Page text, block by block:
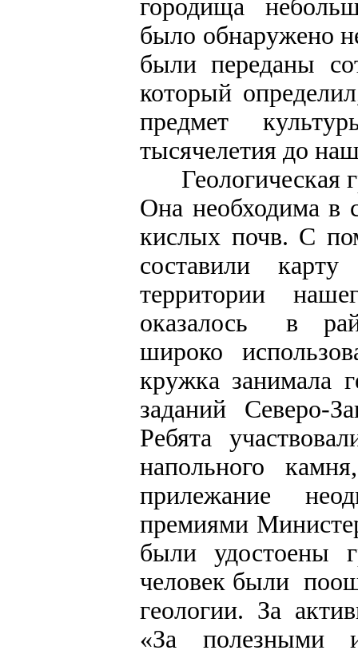
городища
было обнаружено
были переданы
который
предмет
тысячелетия до
Геологическая
Она необходима в
кислых почв. С
составили
территории
оказалось в
широко
кружка занимала
заданий Северо-
Ребята
напольного
прилежание
премиями
были удостоены
человек были
геологии. За
«За полезными